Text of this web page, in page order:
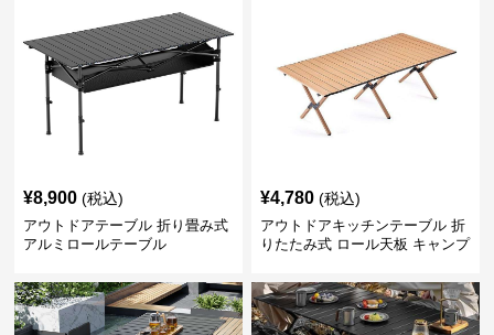
¥8,900 (税込)
アウトドアテーブル 折り畳み式
アルミロールテーブル
¥4,780 (税込)
アウトドアキッチンテーブル 折
りたたみ式 ロール天板 キャンプ